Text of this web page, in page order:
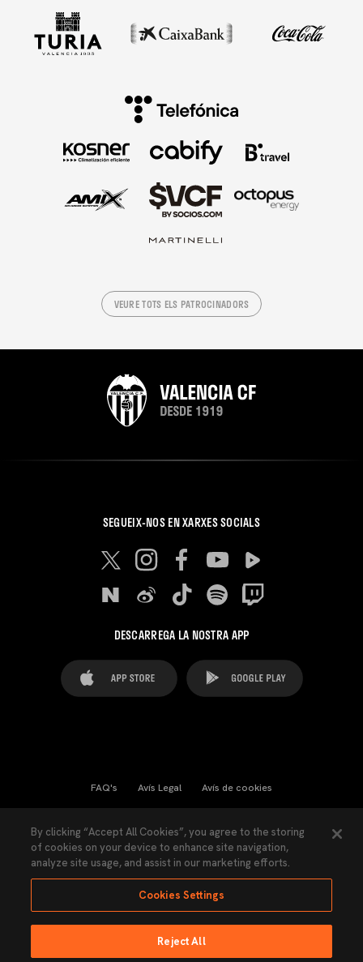
VEURE TOTS ELS PATROCINADORS
SEGUEIX-NOS EN XARXES SOCIALS
DESCARREGA LA NOSTRA APP
FAQ's Avís Legal Avís de cookies
Llei de Transparència Política de Privacitat
Accessibilitat
Ninguna parte de esta página puede ser reproducida sin el permiso del Valencia
By clicking “Accept All Cookies”, you agree to the storing
of cookies on your device to enhance site navigation,
analyze site usage, and assist in our marketing efforts.
Cookies Settings
Reject All